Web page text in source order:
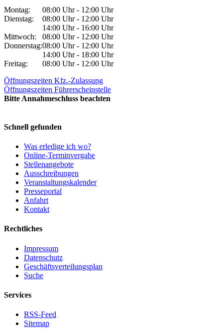
Montag:
08:00 Uhr - 12:00 Uhr
Dienstag:
08:00 Uhr - 12:00 Uhr
14:00 Uhr - 16:00 Uhr
Mittwoch:
08:00 Uhr - 12:00 Uhr
Donnerstag:08:00 Uhr - 12:00 Uhr
14:00 Uhr - 18:00 Uhr
Freitag:
08:00 Uhr - 12:00 Uhr
Öffnungszeiten Kfz.-Zulassung
Öffnungszeiten Führerscheinstelle
Bitte Annahmeschluss beachten
Schnell gefunden
Was erledige ich wo?
Online-Terminvergabe
Stellenangebote
Ausschreibungen
Veranstaltungskalender
Presseportal
Anfahrt
Kontakt
Rechtliches
Impressum
Datenschutz
Geschäftsverteilungsplan
Suche
Services
RSS-Feed
Sitemap